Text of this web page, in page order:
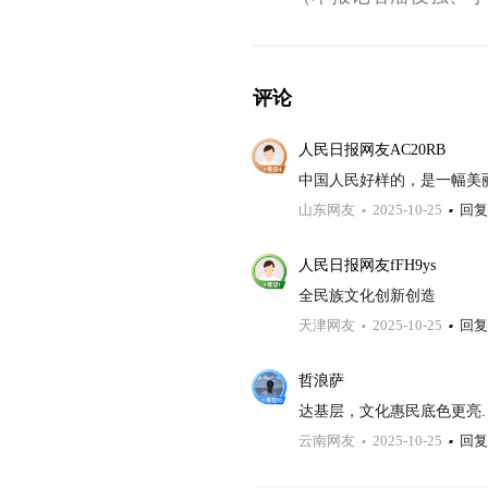
评论
人民日报网友AC20RB
中国人民好样的，是一幅美
山东网友
2025-10-25 回复
人民日报网友fFH9ys
全民族文化创新创造
天津网友
2025-10-25 回复
哲浪萨
达基层，文化惠民底色更亮.
云南网友
2025-10-25 回复